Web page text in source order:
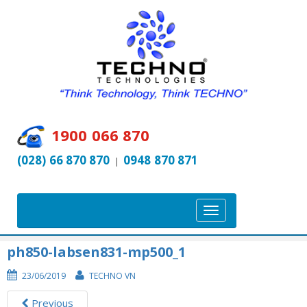
1900 066 870
(028) 66 870 870 | 0948 870 871
T
o
ph850-labsen831-mp500_1
23/06/2019 TECHNO VN
Previous